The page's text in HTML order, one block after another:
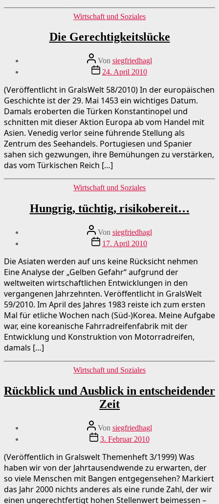
Kategorien
Wirtschaft und Soziales
Die Gerechtigkeitslücke
Beitragsautor
Von siegfriedhagl
Beitragsdatum
24. April 2010
(Veröffentlicht in GralsWelt 58/2010) In der europäischen
Geschichte ist der 29. Mai 1453 ein wichtiges Datum.
Damals eroberten die Türken Konstantinopel und
schnitten mit dieser Aktion Europa ab vom Handel mit
Asien. Venedig verlor seine führende Stellung als
Zentrum des Seehandels. Portugiesen und Spanier
sahen sich gezwungen, ihre Bemühungen zu verstärken,
das vom Türkischen Reich […]
Kategorien
Wirtschaft und Soziales
Hungrig, tüchtig, risikobereit…
Beitragsautor
Von siegfriedhagl
Beitragsdatum
17. April 2010
Die Asiaten werden auf uns keine Rücksicht nehmen
Eine Analyse der „Gelben Gefahr“ aufgrund der
weltweiten wirtschaftlichen Entwicklungen in den
vergangenen Jahrzehnten. Veröffentlicht in GralsWelt
59/2010. Im April des Jahres 1983 reiste ich zum ersten
Mal für etliche Wochen nach (Süd-)Korea. Meine Aufgabe
war, eine koreanische Fahrradreifenfabrik mit der
Entwicklung und Konstruktion von Motorradreifen,
damals […]
Kategorien
Wirtschaft und Soziales
Rückblick und Ausblick in entscheidender
Zeit
Beitragsautor
Von siegfriedhagl
Beitragsdatum
3. Februar 2010
(Veröffentlich in Gralswelt Themenheft 3/1999) Was
haben wir von der Jahrtausendwende zu erwarten, der
so viele Menschen mit Bangen entgegensehen? Markiert
das Jahr 2000 nichts anderes als eine runde Zahl, der wir
einen ungerechtfertigt hohen Stellenwert beimessen –